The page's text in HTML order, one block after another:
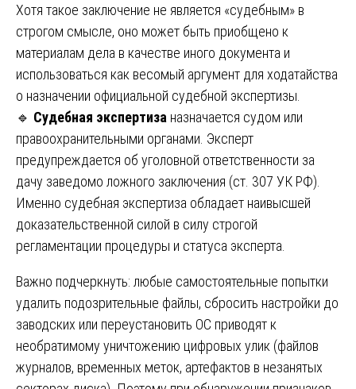
Хотя такое заключение не является «судебным» в
строгом смысле, оно может быть приобщено к
материалам дела в качестве иного документа и
использоваться как весомый аргумент для ходатайства
о назначении официальной судебной экспертизы.
🔹 Судебная экспертиза назначается судом или
правоохранительными органами. Эксперт
предупреждается об уголовной ответственности за
дачу заведомо ложного заключения (ст. 307 УК РФ).
Именно судебная экспертиза обладает наивысшей
доказательственной силой в силу строгой
регламентации процедуры и статуса эксперта.
Важно подчеркнуть: любые самостоятельные попытки
удалить подозрительные файлы, сбросить настройки до
заводских или переустановить ОС приводят к
необратимому уничтожению цифровых улик (файлов
журналов, временных меток, артефактов в незанятых